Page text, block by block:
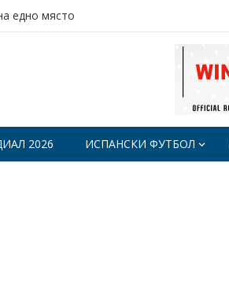
едно място
2026 ИСПАНСКИ ФУТБОЛ